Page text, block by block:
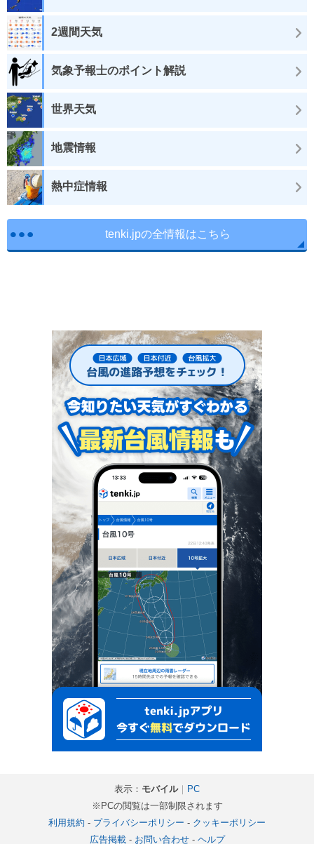
2週間天気
気象予報士のポイント解説
世界天気
地震情報
熱中症情報
tenki.jpの全情報はこちら
表示： モバイル｜
PC
※PCの閲覧は一部制限されます
利用規約 - プライバシーポリシー - クッキーポリシー
広告掲載- お問い合わせ- ヘルプ